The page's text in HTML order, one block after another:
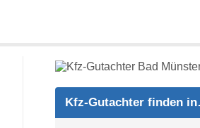
Kfz-Gutachter finden